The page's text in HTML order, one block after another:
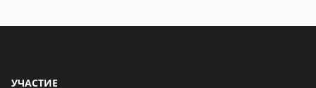
УЧАСТИЕ